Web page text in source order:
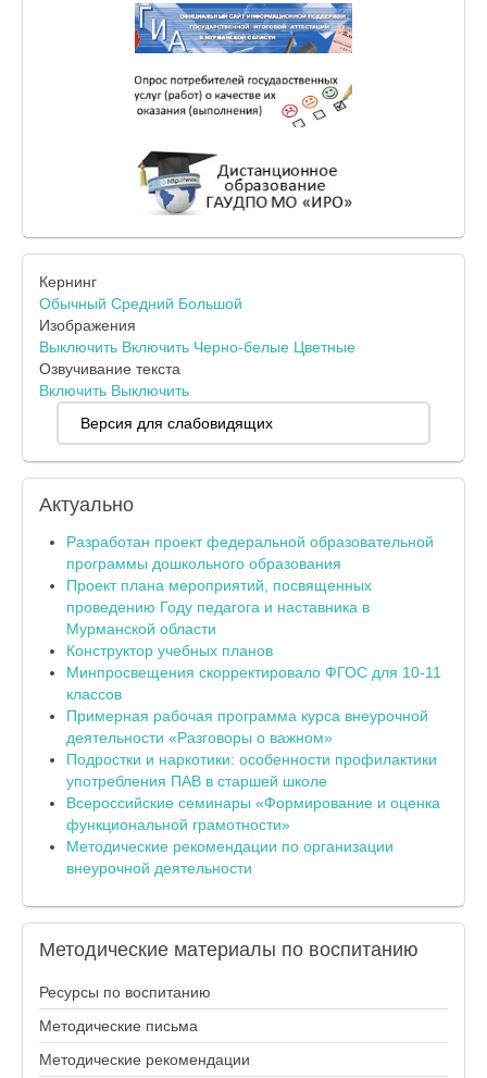
Кернинг
Обычный Средний Большой
Изображения
Выключить Включить Черно-белые Цветные
Озвучивание текста
Включить Выключить
Версия для слабовидящих
Актуально
Разработан проект федеральной образовательной
программы дошкольного образования
Проект плана мероприятий, посвященных
проведению Году педагога и наставника в
Мурманской области
Конструктор учебных планов
Минпросвещения скорректировало ФГОС для 10-11
классов
Примерная рабочая программа курса внеурочной
деятельности «Разговоры о важном»
Подростки и наркотики: особенности профилактики
употребления ПАВ в старшей школе
Всероссийские семинары «Формирование и оценка
функциональной грамотности»
Методические рекомендации по организации
внеурочной деятельности
Методические материалы по воспитанию
Ресурсы по воспитанию
Методические письма
Методические рекомендации